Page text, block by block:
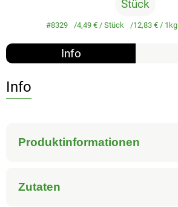
Stück
#8329 4,49 €/ Stück 12,83 €/ 1kg
Info
Info
Produktinformationen
Zutaten